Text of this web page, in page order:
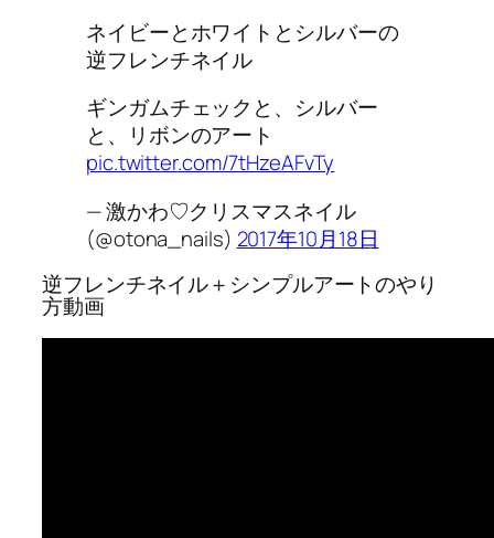
ネイビーとホワイトとシルバーの
逆フレンチネイル
ギンガムチェックと、シルバー
と、リボンのアート
pic.twitter.com/7tHzeAFvTy
— 激かわ♡クリスマスネイル
(@otona_nails) 2017年10月18日
逆フレンチネイル＋シンプルアートのやり
方動画